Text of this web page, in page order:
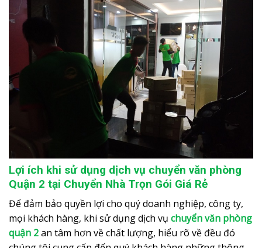
Lợi ích khi sử dụng dịch vụ chuyển văn phòng
Quận 2 tại Chuyển Nhà Trọn Gói Giá Rẻ
Để đảm bảo quyền lợi cho quý doanh nghiệp, công ty,
mọi khách hàng, khi sử dụng dịch vụ chuyển văn phòng
quận 2an tâm hơn về chất lượng, hiểu rõ về đều đó